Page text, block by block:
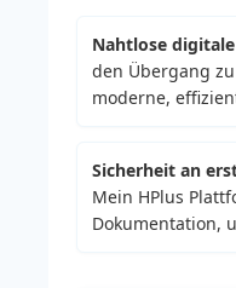
Nahtlose
den Übergang
moderne,
Sicherheit an
Mein HPlus
Dokumentation,